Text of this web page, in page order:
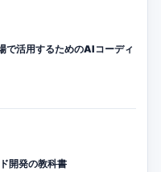
活用するためのAIコーディ
開発の教科書